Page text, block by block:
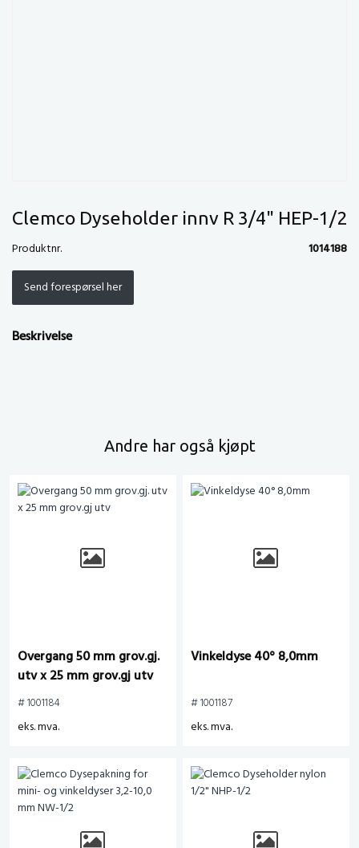
Clemco Dyseholder innv R 3/4" HEP-1/2
Produktnr. 1014188
Send forespørsel her
Beskrivelse
Andre har også kjøpt
Overgang 50 mm grov.gj.
utv x 25 mm grov.gj utv
# 1001184
eks. mva.
Vinkeldyse 40° 8,0mm
# 1001187
eks. mva.